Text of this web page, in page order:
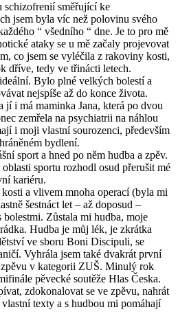
schizofrenií směřující ke
jsem byla víc než polovinu svého
“ všedního “ dne. Je to pro mě
ataky se u mě začaly projevovat
co jsem se vyléčila z rakoviny kosti,
dříve, tedy ve třinácti letech.
Bylo plné velkých bolestí a
nejspíše až do konce života.
jí i má maminka Jana, která po dvou
zemřela na psychiatrii na náhlou
i moji vlastní sourozenci, především
bydlení.
sport a hned po něm hudba a zpěv.
sportu rozhodl osud přerušit mé
kariéru.
a vlivem mnoha operací (byla mi
šestnáct let – až doposud –
bolestmi. Zůstala mi hudba, moje
Hudba je můj lék, je zkrátka
ve sboru Boni Discipuli, se
Vyhrála jsem také dvakrát první
v kategorii ZUŠ. Minulý rok
pěvecké soutěže Hlas Česka.
zdokonalovat se ve zpěvu, nahrát
texty a s hudbou mi pomáhají